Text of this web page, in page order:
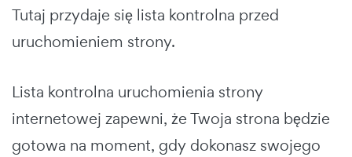
Tutaj przydaje się lista kontrolna przed
uruchomieniem strony.
Lista kontrolna uruchomienia strony
internetowej zapewni, że Twoja strona będzie
gotowa na moment, gdy dokonasz swojego